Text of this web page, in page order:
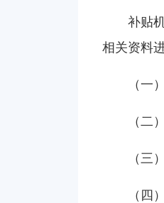
补贴
相关资料
（一
（二
（三
（四